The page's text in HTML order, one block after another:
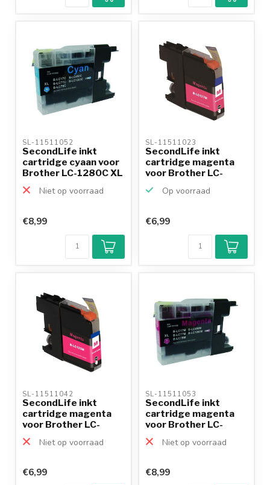
betalen mogelijk
SL-11511052
SecondLife inkt
cartridge cyaan voor
Brother LC-1280C XL
Niet op voorraad
€8,99
SL-11511023
SecondLife inkt
cartridge magenta
voor Brother LC-
Op voorraad
€6,99
SL-11511042
SecondLife inkt
cartridge magenta
voor Brother LC-
Niet op voorraad
€6,99
SL-11511053
SecondLife inkt
cartridge magenta
voor Brother LC-
Niet op voorraad
€8,99